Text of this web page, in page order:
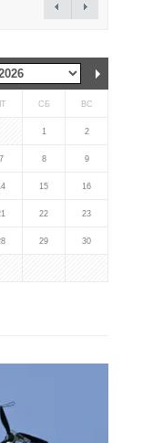
СБ ВС
1 2
7 8 9
15 16
22 23
29 30